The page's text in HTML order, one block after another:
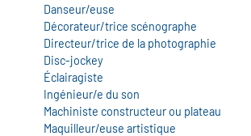
des secteurs(en
Danseur/euse
Décorateur/trice scénographe
Directeur/trice de la photographie
Disc-jockey
Éclairagiste
Ingénieur/e du son
Machiniste constructeur ou plateau
Maquilleur/euse artistique